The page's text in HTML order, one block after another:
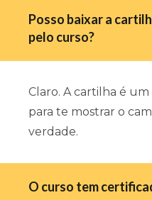
Posso baixar a
pelo curso?
Claro. A cartilha é
para te mostrar o
verdade.
O curso tem